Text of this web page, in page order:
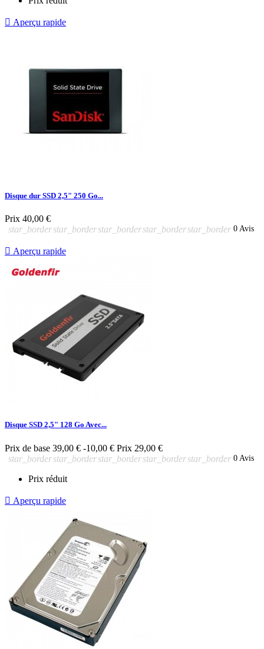
 Aperçu rapide
Disque dur SSD 2,5" 250 Go...
Prix 40,00 €
star_borderstar_borderstar_borderstar_borderstar_border 0 Avis
 Aperçu rapide
Disque SSD 2,5" 128 Go Avec...
Prix de base 39,00 € -10,00 € Prix 29,00 €
star_borderstar_borderstar_borderstar_borderstar_border 0 Avis
Prix réduit
 Aperçu rapide